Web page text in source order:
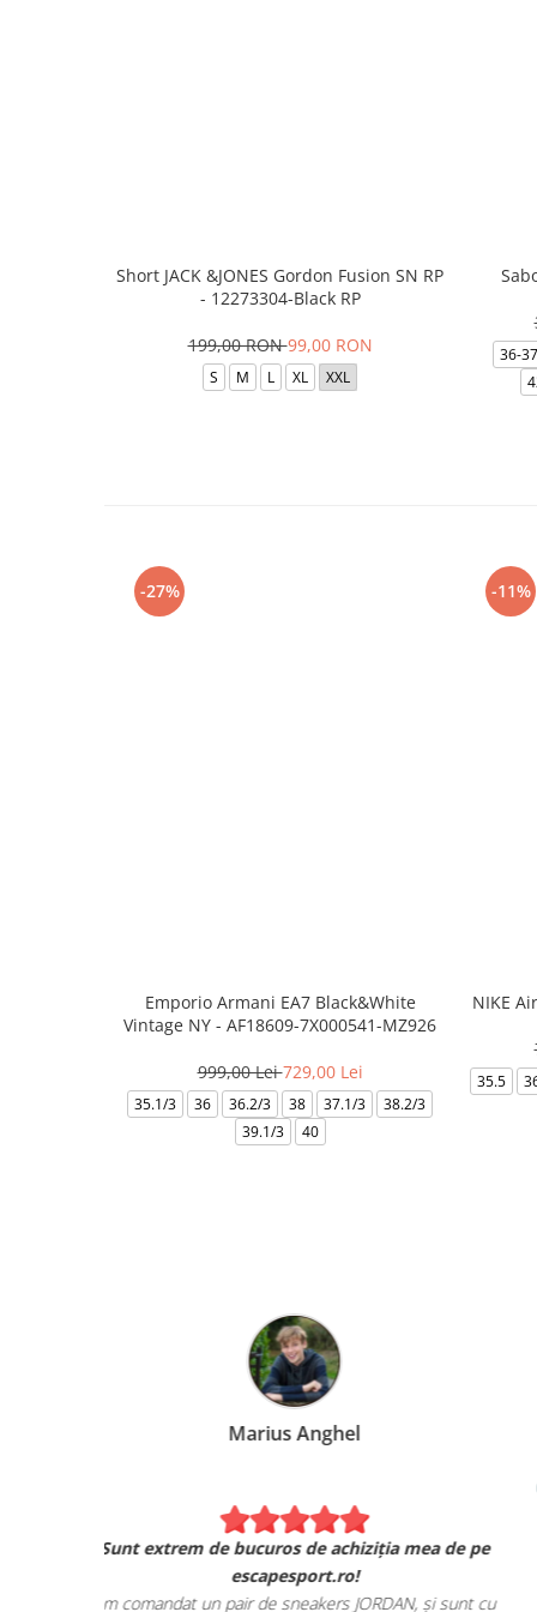
Short JACK &JONES Gordon Fusion SN RP
- 12273304-Black RP
199,00 RON99,00 RON
S M L XL XXL
36-37
-27%
Emporio Armani EA7 Black&White
Vintage NY - AF18609-7X000541-MZ926
999,00 Lei729,00 Lei
35.1/3 36 36.2/3 38 37.1/3
38.2/3
39.1/3
40
-11%
NIKE
35.5
Marius Anghel
Sunt extrem de bucuros de achiziția mea de pe
escapesport.ro!
Am comandat un pair de sneakers JORDAN, și sunt cu